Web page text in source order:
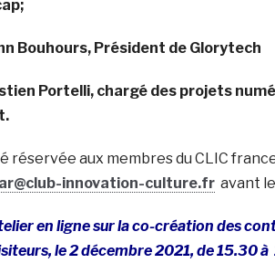
Bouhours, Président de Glorytech
Portelli, chargé des projets
réservée aux membres du CLIC
innovation-culture.fravant le
en ligne sur la co-création des
le 2 décembre 2021, de 15.30